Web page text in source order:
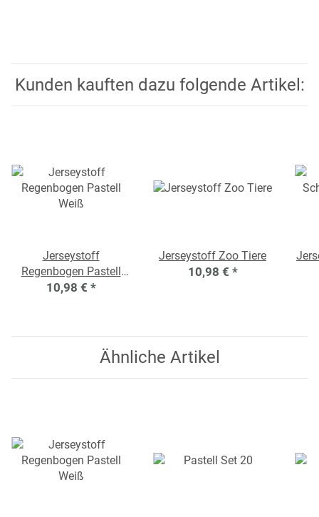
Kunden kauften dazu folgende Artikel:
Jerseystoff
Regenbogen Pastell
Weiß
10,98 € *
Jerseystoff Zoo Tiere
10,98 € *
Ähnliche Artikel